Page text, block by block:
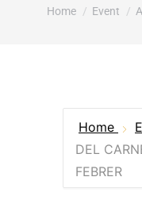
You are here:
Home Event
Home
DEL
FEBRER